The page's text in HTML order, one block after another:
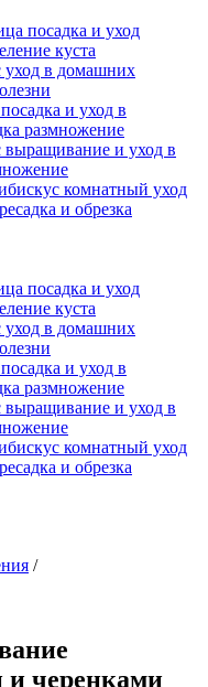
посадка и уход
куста
уход в домашних
и уход в
размножение
выращивание и уход в
комнатный уход
и обрезка
посадка и уход
куста
уход в домашних
и уход в
размножение
выращивание и уход в
комнатный уход
и обрезка
/
и черенками